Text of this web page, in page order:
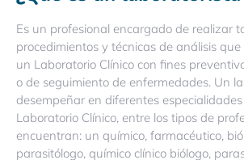
Es un profesional encargado de realizar
procedimientos y técnicas de análisis
un Laboratorio Clínico con fines
o de seguimiento de enfermedades. Un
desempeñar en diferentes
Laboratorio Clínico, entre los tipos de
encuentran: un químico, farmacéutico,
parasitólogo, químico clínico biólogo,